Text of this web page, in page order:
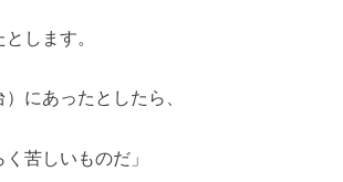
します。
にあったとしたら、
く苦しいものだ」